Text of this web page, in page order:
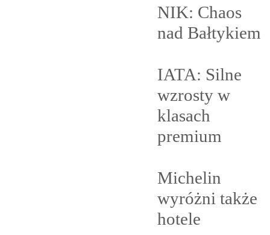
NIK: Chaos
nad Bałtykiem
IATA: Silne
wzrosty w
klasach
premium
Michelin
wyróżni także
hotele